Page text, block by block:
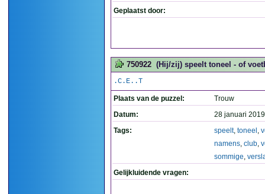
Geplaatst door:
750922 (Hij/zij) speelt toneel - of
.C.E..T
Plaats van de puzzel:
Trouw
Datum:
28 januari
Tags:
speelt, toneel ,
namens, club,
sommige,
Gelijkluidende vragen: